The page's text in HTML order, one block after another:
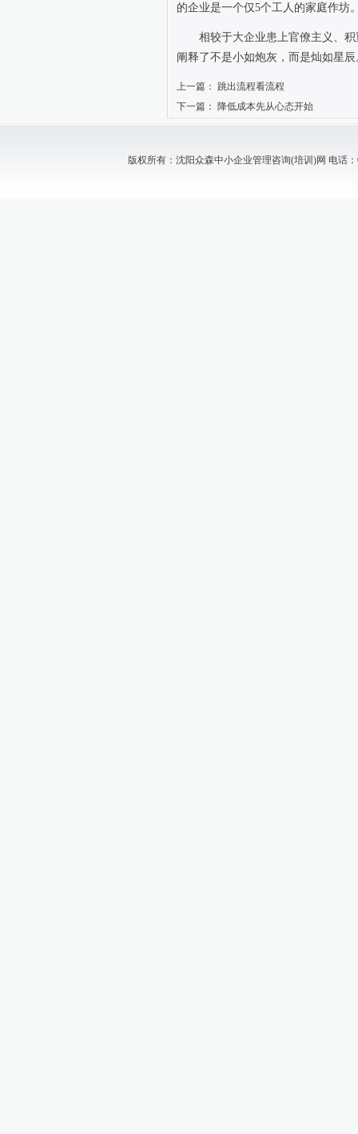
的企业是一个仅5个工人的家庭作坊
相较于大企业患上官僚主义、
阐释了不是小如炮灰，而是灿如星辰
上一篇： 跳出流程看流程
下一篇：
降低成本先从心态开始
版权所有：沈阳众森中小企业管理咨询(培训)网 电话：